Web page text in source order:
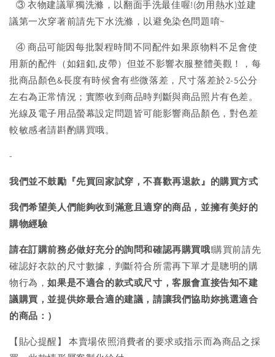
③ 衣物建議單獨洗滌，以翻面手洗最佳喔!(勿用熱水)並建
議第一次穿著前請先下水洗滌，以避免染色問題唷~
④ 商品可能因每批製程時間不同配件如果原物料不足會使
用新的配件（如鈕釦,皮帶）但並不影響衣服整體美觀！，每
批商品顏色&長度有時候會有些微落差，尺寸落差於2-5公分
左右為正常情況；實際收到商品時判斷與商品照片有色差。
光線及電子用品螢幕設定問題皆可能影響商品顏色，對色差
較敏感者請斟酌購買哦。
-
我們並不鼓勵『先買回家試穿，不喜歡再退款』的購買方式
我們希望美人們能夠收到滿意且適穿的商品，並擁有美好的
購物經驗
請在訂購前務必做好充分的詢問和確認再購買哦!購買前請先
確認好衣款的尺寸數據，判斷符合所需再下單才是聰明的購
物行為，如果是不適合的款式或尺寸，客服會直接告知不建
議購買，並提供妳最合適的建議，請讓我們協助妳挑選適合
的商品：）
【貼心提醒】 本賣場依照消費者的要求或指示而為商品之採